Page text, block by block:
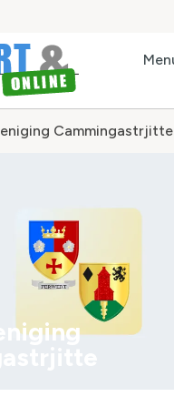
Cammingastrjitte